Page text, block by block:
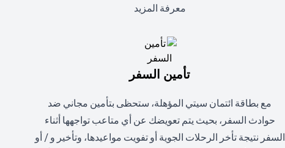
معرفة المزيد
تأمين السفر
مع بطاقة ائتمان سيتي المؤهلة، ستحظى بتأمين مجاني ضد
حوادث السفر، بحيث يتم تعويضك عن أي متاعب تواجهها أثناء
السفر نتيجة تأخر الرحلات الجوية أو تفويت مواعيدها، وتأخير و / أو